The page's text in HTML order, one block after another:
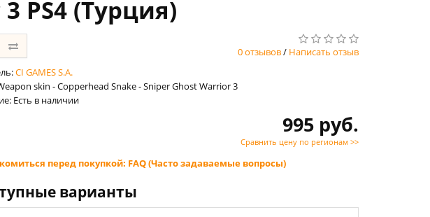
PS4 (Турция)
0 отзывов/ Написать отзыв
CI GAMES S.A.
skin - Copperhead Snake - Sniper Ghost Warrior 3
Есть в наличии
995 руб.
Сравнить цену по регионам >>
перед покупкой: FAQ (Часто задаваемые вопросы)
варианты